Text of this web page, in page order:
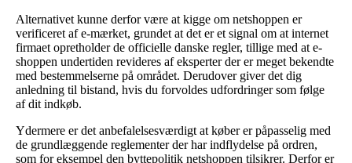
Alternativet kunne derfor være at kigge om netshoppen er
verificeret af e-mærket, grundet at det er et signal om at internet
firmaet opretholder de officielle danske regler, tillige med at e-
shoppen undertiden revideres af eksperter der er meget bekendte
med bestemmelserne på området. Derudover giver det dig
anledning til bistand, hvis du forvoldes udfordringer som følge
af dit indkøb.
Ydermere er det anbefalelsesværdigt at køber er påpasselig med
de grundlæggende reglementer der har indflydelse på ordren,
som for eksempel den byttepolitik netshoppen tilsikrer. Derfor er